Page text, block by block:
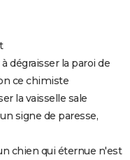
dégraisser la paroi de
ce chimiste
la vaisselle sale
signe de paresse,
chien qui éternue n'est